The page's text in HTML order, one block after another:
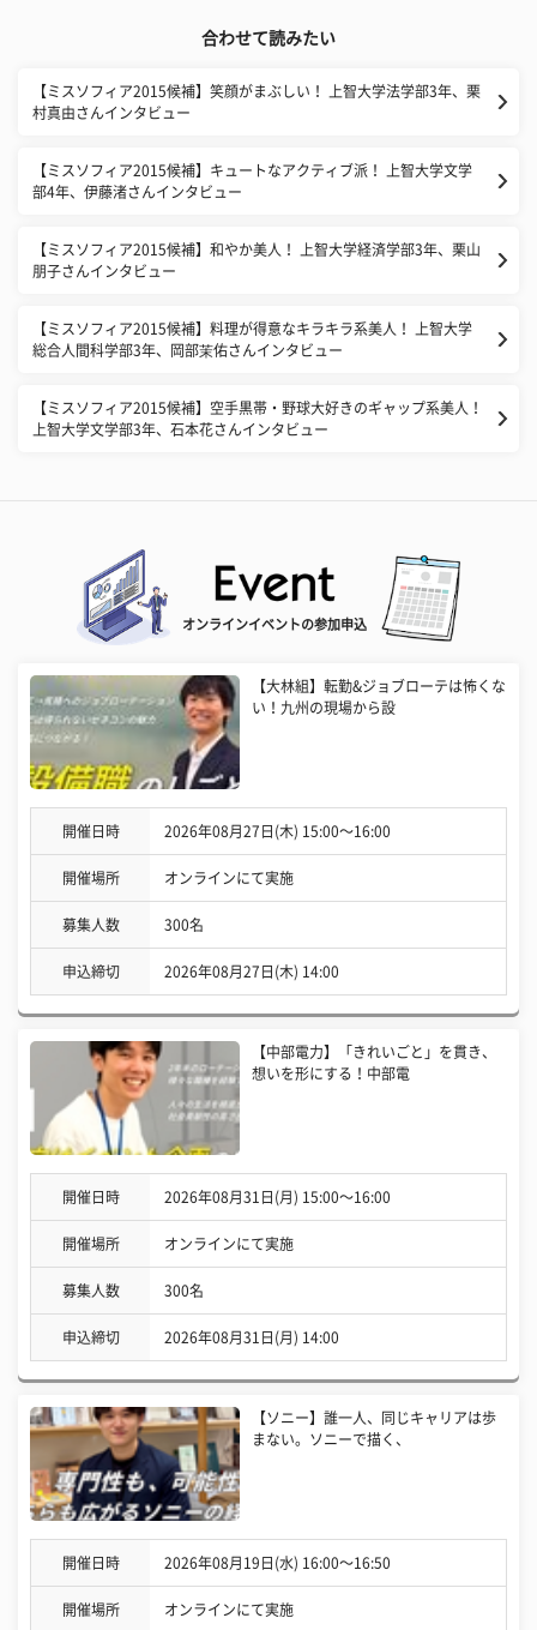
合わせて読みたい
【ミスソフィア2015候補】笑顔がまぶしい！ 上智大学法学部3年、栗
村真由さんインタビュー
【ミスソフィア2015候補】キュートなアクティブ派！ 上智大学文学
部4年、伊藤渚さんインタビュー
【ミスソフィア2015候補】和やか美人！ 上智大学経済学部3年、栗山
朋子さんインタビュー
【ミスソフィア2015候補】料理が得意なキラキラ系美人！ 上智大学
総合人間科学部3年、岡部茉佑さんインタビュー
【ミスソフィア2015候補】空手黒帯・野球大好きのギャップ系美人！
上智大学文学部3年、石本花さんインタビュー
オンラインイベントの参加申込
【大林組】転勤&ジョブローテは怖くな
い！九州の現場から設
開催日時 2026年08月27日(木) 15:00〜16:00
開催場所 オンラインにて実施
募集人数 300名
申込締切 2026年08月27日(木) 14:00
【中部電力】「きれいごと」を貫き、
想いを形にする！中部電
開催日時 2026年08月31日(月) 15:00〜16:00
開催場所 オンラインにて実施
募集人数 300名
申込締切 2026年08月31日(月) 14:00
【ソニー】誰一人、同じキャリアは歩
まない。ソニーで描く、
開催日時 2026年08月19日(水) 16:00〜16:50
開催場所 オンラインにて実施